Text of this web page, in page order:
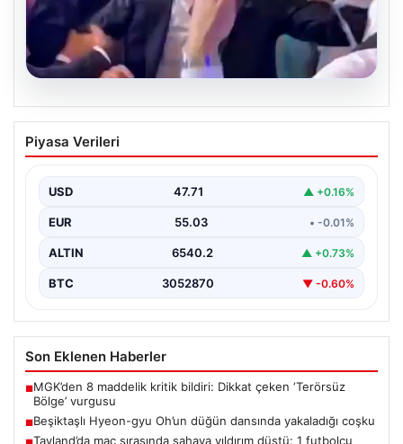
05.08.2026
Beşiktaşlı Hyeon-gyu Oh’un düğün
dansında yakaladığı coşku
düzenlediği düğünde sahneye çıkarak eğlenceli bir
dans performansı…
Piyasa Verileri
USD 47.71 ▲ +0.16%
EUR 55.03 • -0.01%
ALTIN 6540.2 ▲ +0.73%
BTC 3052870 ▼ -0.60%
Son Eklenen Haberler
■MGK’den 8 maddelik kritik bildiri: Dikkat çeken ‘Terörsüz
Bölge’ vurgusu
■Beşiktaşlı Hyeon-gyu Oh’un düğün dansında yakaladığı coşku
Tayland’da maç sırasında sahaya yıldırım düştü: 1 futbolcu